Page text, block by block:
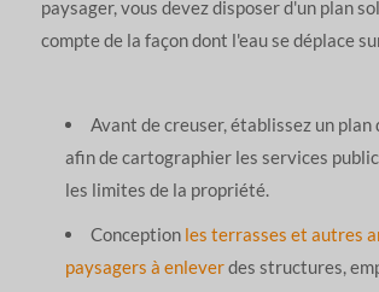
paysager, vous devez disposer d'un plan
compte de la façon dont l'eau se déplace
Avant de creuser, établissez un
afin de cartographier les services
les limites de la propriété.
Conception les terrasses et autres
paysagers à enleverdes structures,